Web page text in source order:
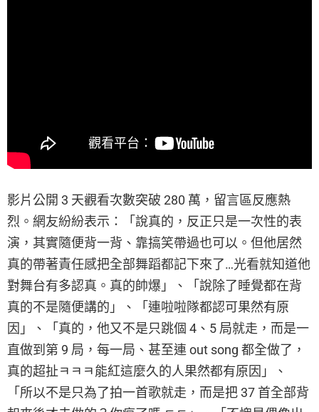
影片公開 3 天觀看次數突破 280 萬，留言區反應熱
烈。網友紛紛表示：「說真的，反正只是一次性的表
演，其實隨便背一背、靠搞笑帶過也可以。但他居然
真的帶著責任感把全部舞蹈都記下來了…光看就知道他
對舞台有多認真。真的帥爆」、「說除了睡覺都在背
真的不是隨便講的」、「連啦啦隊都認可果然有原
因」、「真的，他又不是只跳個 4、5 局就走，而是一
直做到第 9 局，每一局、甚至連 out song 都全做了，
真的超扯ㅋㅋㅋ能紅這麼久的人果然都有原因」、
「所以不是只為了拍一首歌就走，而是把 37 首全部背